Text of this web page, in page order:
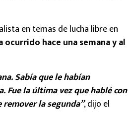
en temas de lucha libre en
hace una semana y al
Sabía que le habían
Fue la última vez que hablé con
la segunda”, dijo el